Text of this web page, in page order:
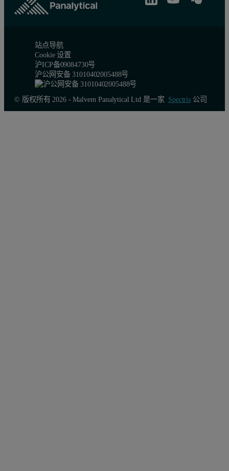
站点导航
Cookie 设置
沪ICP备09084730号
沪公网安备 31010402005488号
© 版权所有 2026 - Malvern Panalytical Ltd 是一家 Spectris公司